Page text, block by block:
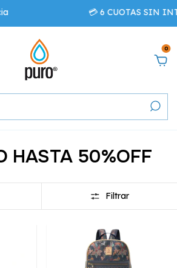
💳 6 CUOTAS SIN INTERÉS
0
HASTA 50%OFF
Filtrar